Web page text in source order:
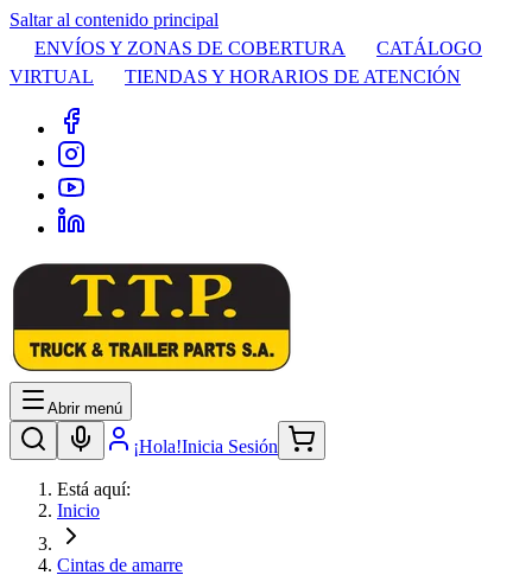
Saltar al contenido principal
ENVÍOS Y ZONAS DE COBERTURA
CATÁLOGO
VIRTUAL
TIENDAS Y HORARIOS DE ATENCIÓN
Abrir menú
¡Hola!Inicia Sesión
Está aquí:
Inicio
Cintas de amarre